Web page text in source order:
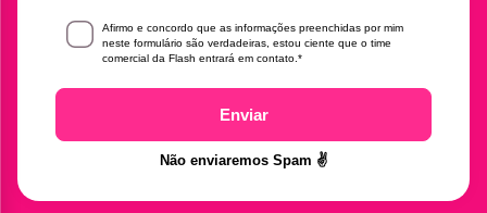
Afirmo e concordo que as informações preenchidas por mim
neste formulário são verdadeiras, estou ciente que o time
comercial da Flash entrará em contato. *
Enviar
Não enviaremos Spam ✌️